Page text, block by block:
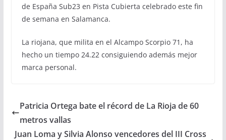
de España Sub23 en Pista Cubierta celebrado este fin
de semana en Salamanca.
La riojana, que milita en el Alcampo Scorpio 71, ha
hecho un tiempo 24.22 consiguiendo además mejor
marca personal.
Patricia Ortega bate el récord de La Rioja de 60
metros vallas
Juan Loma y Silvia Alonso vencedores del III Cross